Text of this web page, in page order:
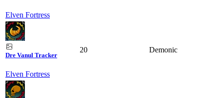
Elven Fortress
Dre Vanul Tracker
Elven Fortress
20 Demonic